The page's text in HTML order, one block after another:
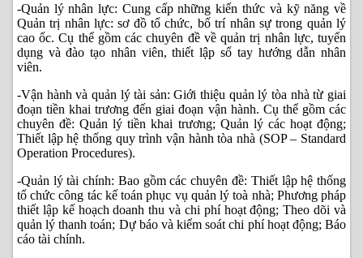
-Quản lý nhân lực: Cung cấp những kiến thức và kỹ năng về
Quản trị nhân lực: sơ đồ tổ chức, bố trí nhân sự trong quản lý
cao ốc. Cụ thể gồm các chuyên đề về quản trị nhân lực, tuyển
dụng và đào tạo nhân viên, thiết lập sổ tay hướng dẫn nhân
viên.
-Vận hành và quản lý tài sản: Giới thiệu quản lý tòa nhà từ giai
đoạn tiền khai trương đến giai đoạn vận hành. Cụ thể gồm các
chuyên đề: Quản lý tiền khai trương; Quản lý các hoạt động;
Thiết lập hệ thống quy trình vận hành tòa nhà (SOP – Standard
Operation Procedures).
-Quản lý tài chính: Bao gồm các chuyên đề: Thiết lập hệ thống
tổ chức công tác kế toán phục vụ quản lý toà nhà; Phương pháp
thiết lập kế hoạch doanh thu và chi phí hoạt động; Theo dõi và
quản lý thanh toán; Dự báo và kiểm soát chi phí hoạt động; Báo
cáo tài chính.